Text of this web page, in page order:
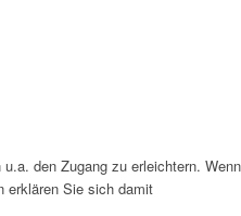
den Zugang zu erleichtern. Wenn
erklären Sie sich damit